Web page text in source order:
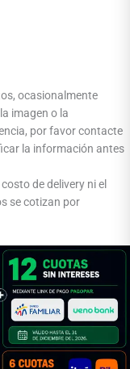
ocasionalmente
imagen o la
por favor contacte
la información antes
de delivery ni el
se cotizan por